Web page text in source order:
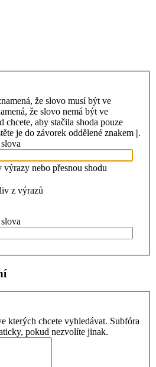
že slovo musí být ve
že slovo nemá být ve
aby stačila shoda pouze
je do závorek oddělené znakem |.
výrazy nebo přesnou shodu
z výrazů
kterých chcete vyhledávat. Subfóra
pokud nezvolíte jinak.